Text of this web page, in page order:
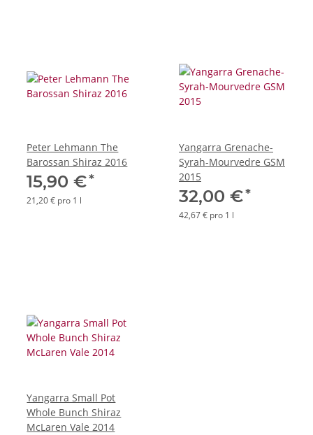
Peter Lehmann The
Barossan Shiraz 2016
15,90 €*
21,20 € pro 1 l
Yangarra Grenache-
Syrah-Mourvedre GSM
2015
32,00 €*
42,67 € pro 1 l
Yangarra Small Pot
Whole Bunch Shiraz
McLaren Vale 2014